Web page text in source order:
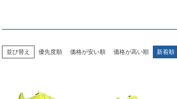
並び替え 優先度順 価格が安い順 価格が高い順 新着順